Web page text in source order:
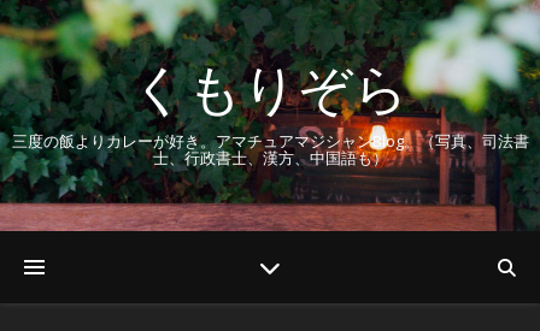
くもりぞら
三度の飯よりカレーが好き。アマチュアマジシャンBlog。（写真、司法書
士、行政書士、漢方、中国語も）